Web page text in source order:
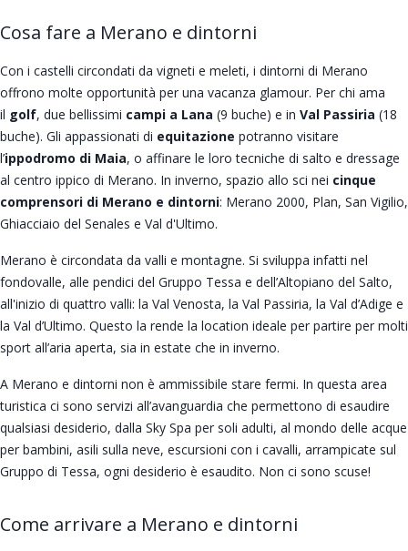
Cosa fare a Merano e dintorni
Con i castelli circondati da vigneti e meleti, i dintorni di Merano
offrono molte opportunità per una vacanza glamour. Per chi ama
il golf, due bellissimi campi a Lana (9 buche) e in Val Passiria (18
buche). Gli appassionati di equitazione potranno visitare
l’ippodromo di Maia, o affinare le loro tecniche di salto e dressage
al centro ippico di Merano. In inverno, spazio allo sci nei cinque
comprensori di Merano e dintorni: Merano 2000, Plan, San Vigilio,
Ghiacciaio del Senales e Val d'Ultimo.
Merano è circondata da valli e montagne. Si sviluppa infatti nel
fondovalle, alle pendici del Gruppo Tessa e dell’Altopiano del Salto,
all'inizio di quattro valli: la Val Venosta, la Val Passiria, la Val d’Adige e
la Val d’Ultimo. Questo la rende la location ideale per partire per molti
sport all’aria aperta, sia in estate che in inverno.
A Merano e dintorni non è ammissibile stare fermi. In questa area
turistica ci sono servizi all’avanguardia che permettono di esaudire
qualsiasi desiderio, dalla Sky Spa per soli adulti, al mondo delle acque
per bambini, asili sulla neve, escursioni con i cavalli, arrampicate sul
Gruppo di Tessa, ogni desiderio è esaudito. Non ci sono scuse!
Come arrivare a Merano e dintorni